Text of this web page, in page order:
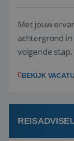
Met jouw
achtergrond
volgende
wensen van je
klanten te
boeken! ...
BEKIJK